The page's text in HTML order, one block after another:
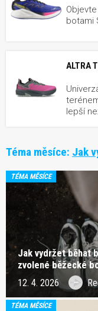
botami
ALTRA
lepší
Téma měsíce: Jak
TÉMA MĚSÍCE
Jak vydržet běhat
zvolené běžecké
12. 4. 2026
TÉMA MĚSÍCE